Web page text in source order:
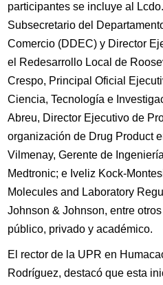
participantes se incluye al
Subsecretario del
Comercio (DDEC) y Director
el Redesarrollo Local de
Crespo, Principal Oficial
Ciencia, Tecnología e
Abreu, Director Ejecutivo de
organización de Drug Product
Vilmenay, Gerente de
Medtronic; e Iveliz Kock-
Molecules and Laboratory
Johnson & Johnson, entre
público, privado y académico.
El rector de la UPR en
Rodríguez, destacó que esta